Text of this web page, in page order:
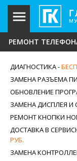
РЕМОНТ ТЕЛЕФОНА
ДИАГНОСТИКА -
ЗАМЕНА РАЗЪЕМА
ОБНОВЛЕНИЕ
ЗАМЕНА ДИСПЛЕЯ И
РЕМОНТ КНОПКИ
ДОСТАВКА В
РУБ.
ЗАМЕНА